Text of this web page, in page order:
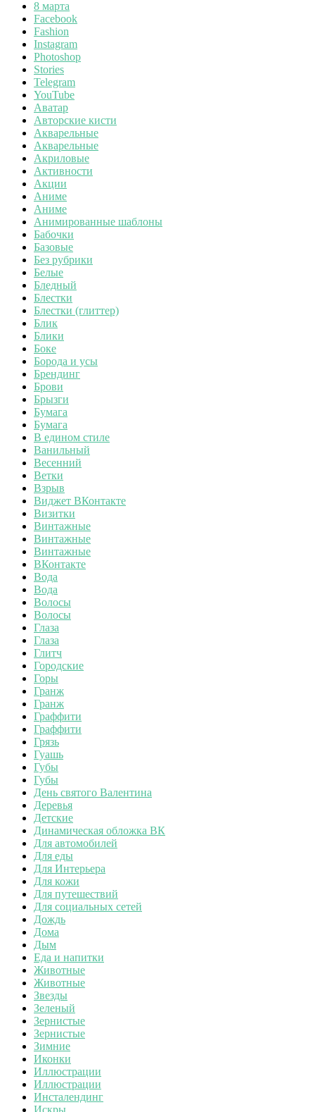
8 марта
Facebook
Fashion
Instagram
Photoshop
Stories
Telegram
YouTube
Аватар
Авторские кисти
Акварельные
Акварельные
Акриловые
Активности
Акции
Аниме
Аниме
Анимированные шаблоны
Бабочки
Базовые
Без рубрики
Белые
Бледный
Блестки
Блестки (глиттер)
Блик
Блики
Боке
Борода и усы
Брендинг
Брови
Брызги
Бумага
Бумага
В едином стиле
Ванильный
Весенний
Ветки
Взрыв
Виджет ВКонтакте
Визитки
Винтажные
Винтажные
Винтажные
ВКонтакте
Вода
Вода
Волосы
Волосы
Глаза
Глаза
Глитч
Городские
Горы
Гранж
Гранж
Граффити
Граффити
Грязь
Гуашь
Губы
Губы
День святого Валентина
Деревья
Детские
Динамическая обложка ВК
Для автомобилей
Для еды
Для Интерьера
Для кожи
Для путешествий
Для социальных сетей
Дождь
Дома
Дым
Еда и напитки
Животные
Животные
Звезды
Зеленый
Зернистые
Зернистые
Зимние
Иконки
Иллюстрации
Иллюстрации
Инсталендинг
Искры